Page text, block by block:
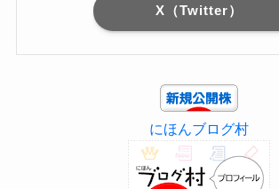
X（Twitter）
にほんブログ村